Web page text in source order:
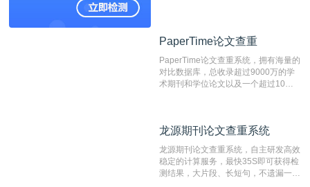
系统，可检测中文、英文两种语言的论
PaperTime论文查重
PaperTime论文查重系统，拥有海量的
对比数据库，总收录超过9000万的学
术期刊和学位论文以及一个超过10亿
对，利用指纹索引快速而精准地在云检
有相似的片段，该项技术检测速度快、
准确率高，市场反映良好。
龙源期刊论文查重系统
龙源期刊论文查重系统，自主研发高效
稳定的计算服务，最快35S即可获得检
测结果，大片段、长短句，不遗漏一处